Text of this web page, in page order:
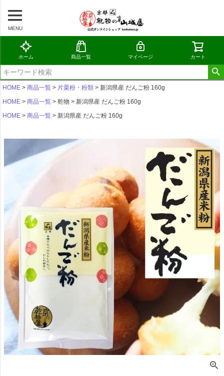
MENU
ホーム 商品一覧 マイページ カート
HOME 商品一覧 片栗粉・粉類
新潟県産 だんご粉 160g
HOME
商品一覧 乾物
新潟県産 だんご粉 160g
HOME
商品一覧 新潟県産 だんご粉 160g